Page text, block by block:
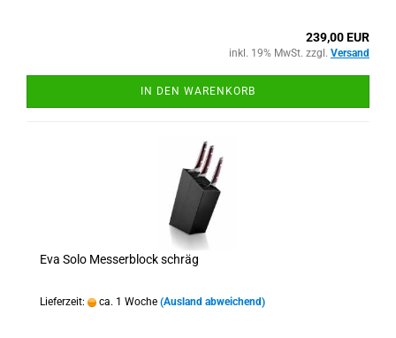
239,00 EUR
inkl. 19% MwSt. zzgl. Versand
IN DEN WARENKORB
Eva Solo Messerblock schräg
Lieferzeit: ca. 1 Woche (Ausland abweichend)